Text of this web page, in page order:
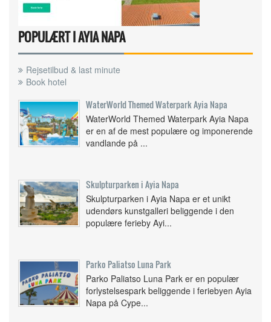
POPULÆRT I AYIA NAPA
Rejsetilbud & last minute
Book hotel
WaterWorld Themed Waterpark Ayia Napa
WaterWorld Themed Waterpark Ayia Napa
er en af ​​de mest populære og imponerende
vandlande på ...
Skulpturparken i Ayia Napa
Skulpturparken i Ayia Napa er et unikt
udendørs kunstgalleri beliggende i den
populære ferieby Ayi...
Parko Paliatso Luna Park
Parko Paliatso Luna Park er en populær
forlystelsespark beliggende i feriebyen Ayia
Napa på Cype...